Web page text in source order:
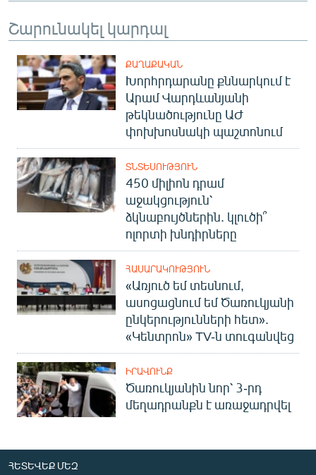
Շարունակել կարդալ
ՔԱՂԱՔԱԿԱՆ
Խորհրդարանը քննարկում է
Արամ Վարդևանյանի
թեկնածությունը ԱԺ
փոխխոսնակի պաշտոնում
ՏՆՏԵՍՈՒԹՅՈՒՆ
450 միլիոն դրամ
աջակցություն՝
ձկնաբույծներին. կլուծի՞
ոլորտի խնդիրները
ՀԱՍԱՐԱԿՈՒԹՅՈՒՆ
«Առյուծ եմ տեսնում,
ասոցացնում եմ Ծառուկյանի
ընկերությունների հետ».
«Կենտրոն» TV-ն տուգանվեց
ԻՐԱՎՈՒՆՔ
Ծառուկյանին նոր՝ 3-րդ
մեղադրանքն է առաջադրվել
ՀԵՏԵՎԵՔ ՄԵԶ